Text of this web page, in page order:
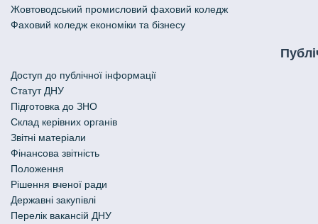
Жовтоводський промисловий фаховий коледж
Фаховий коледж економіки та бізнесу
Доступ до публічної інформації
Статут ДНУ
Підготовка до ЗНО
Склад керівних органів
Звітні матеріали
Фінансова звітність
Положення
Рішення вченої ради
Державні закупівлі
Перелік вакансій ДНУ